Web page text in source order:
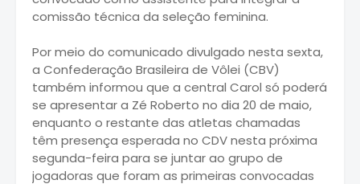
comissão técnica da seleção feminina.
Por meio do comunicado divulgado nesta sexta,
a Confederação Brasileira de Vôlei (CBV)
também informou que a central Carol só poderá
se apresentar a Zé Roberto no dia 20 de maio,
enquanto o restante das atletas chamadas
têm presença esperada no CDV nesta próxima
segunda-feira para se juntar ao grupo de
jogadoras que foram as primeiras convocadas